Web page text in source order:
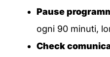
Pause
ogni 90 minuti,
Check